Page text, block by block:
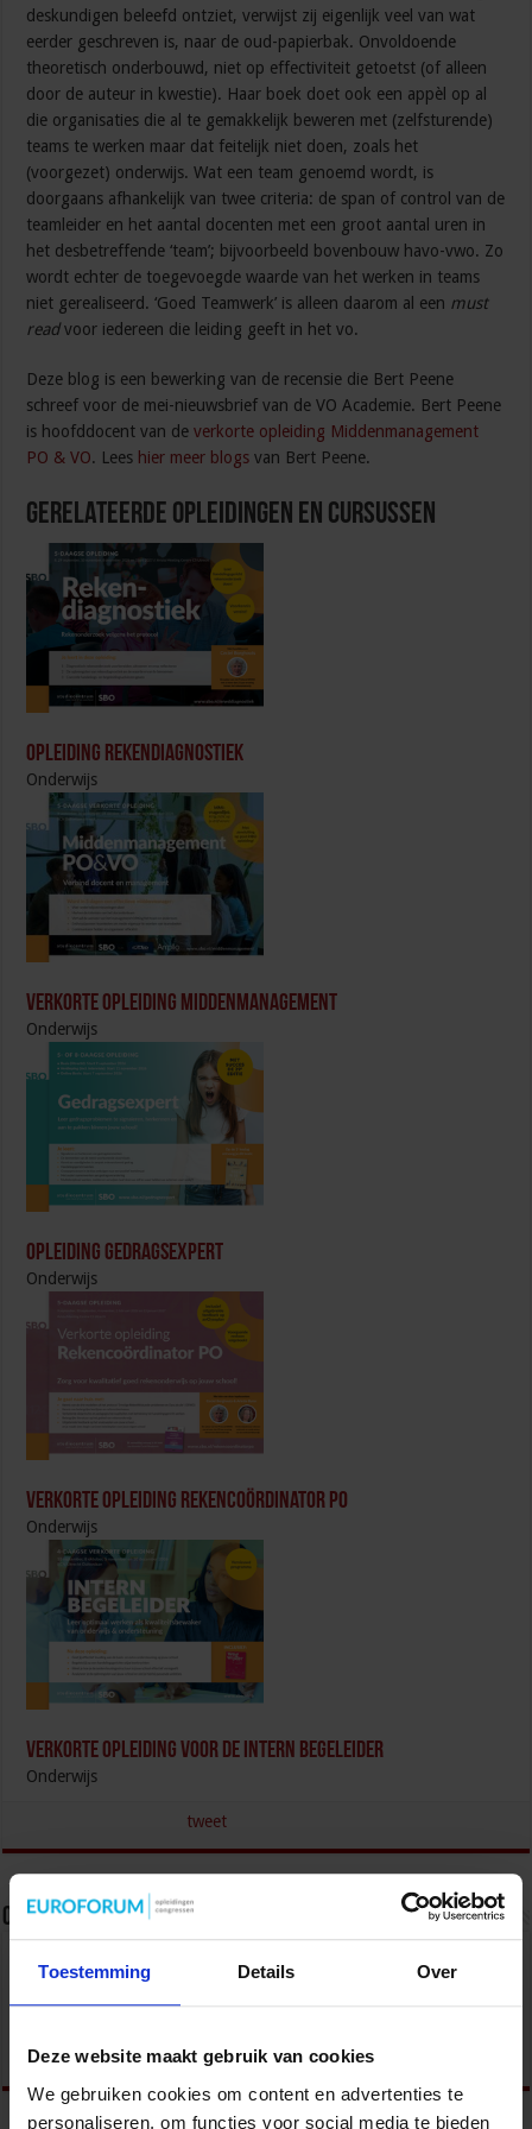
Toestemming Details Over
Deze website maakt gebruik van cookies
We gebruiken cookies om content en advertenties te
personaliseren, om functies voor social media te bieden
deskundigen beleefd ontziet, verwijst zij eigenlijk veel van wat
eerder geschreven is, naar de oud-papierbak. Onvoldoende
theoretisch onderbouwd, niet op effectiviteit getoetst (of alleen
door de auteur in kwestie). Haar boek doet ook een appèl op al
die organisaties die al te gemakkelijk beweren met (zelfsturende)
teams te werken maar dat feitelijk niet doen, zoals het
(voorgezet) onderwijs. Wat een team genoemd wordt, is
doorgaans afhankelijk van twee criteria: de span of control van de
teamleider en het aantal docenten met een groot aantal uren in
het desbetreffende ‘team’; bijvoorbeeld bovenbouw havo-vwo. Zo
wordt echter de toegevoegde waarde van het werken in teams
niet gerealiseerd. ‘Goed Teamwerk’ is alleen daarom al een must
readvoor iedereen die leiding geeft in het vo.
Deze blog is een bewerking van de recensie die Bert Peene
schreef voor de mei-nieuwsbrief van de VO Academie. Bert Peene
is hoofddocent van deverkorte opleiding Middenmanagement
PO & VO. Lees hier meer blogs van Bert Peene.
Gerelateerde Opleidingen en Cursussen
Opleiding Rekendiagnostiek
Onderwijs
Verkorte opleiding Middenmanagement
Onderwijs
Opleiding Gedragsexpert
Onderwijs
Verkorte opleiding Rekencoördinator PO
Onderwijs
Verkorte opleiding voor de Intern Begeleider
Onderwijs
tweet
Over Dorien Rijkers